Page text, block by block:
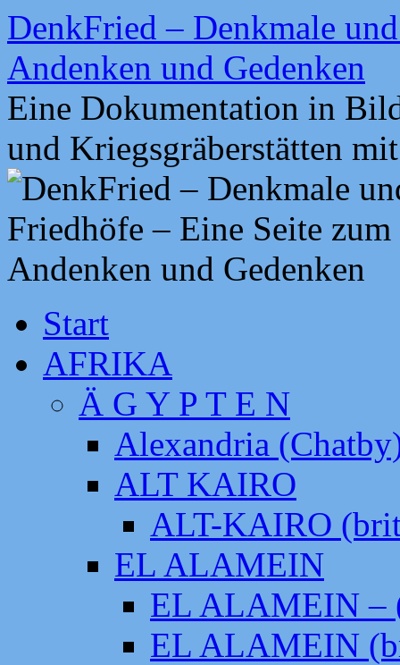
Zum
Inhalt
springen
DenkFried – Denkmale
Andenken und Gedenken
Eine Dokumentation in
und Kriegsgräberstätten
Start
AFRIKA
Ä G Y P T E N
Alexandria
ALT KAIRO
ALT-KAIRO
EL ALAMEIN
EL ALAMEIN –
EL ALAMEIN